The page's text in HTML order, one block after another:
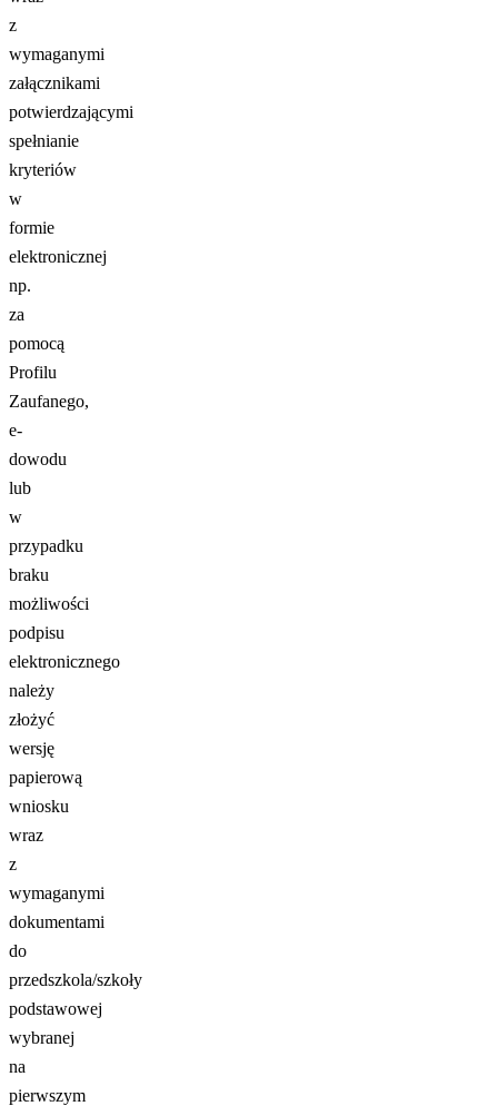
z
wymaganymi
załącznikami
potwierdzającymi
spełnianie
kryteriów
w
formie
elektronicznej
np.
za
pomocą
Profilu
Zaufanego,
e-
dowodu
lub
w
przypadku
braku
możliwości
podpisu
elektronicznego
należy
złożyć
wersję
papierową
wniosku
wraz
z
wymaganymi
dokumentami
do
przedszkola/szkoły
podstawowej
wybranej
na
pierwszym